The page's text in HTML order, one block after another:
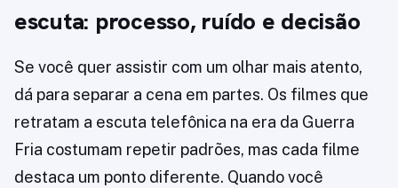
escuta: processo, ruído e decisão
Se você quer assistir com um olhar mais atento,
dá para separar a cena em partes. Os filmes que
retratam a escuta telefônica na era da Guerra
Fria costumam repetir padrões, mas cada filme
destaca um ponto diferente. Quando você